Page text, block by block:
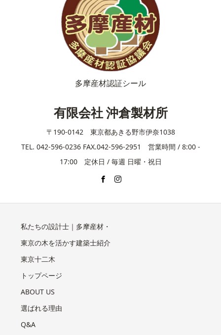
多摩産材認証シール
有限会社 沖倉製材所
〒190-0142 東京都あきる野市伊奈1038
TEL. 042-596-0236 FAX.042-596-2951 営業時間 / 8:00 -
17:00 定休日 / 毎週 日曜・祝日
私たちの設計士｜多摩産材・
東京の木を活かす建築士紹介
東京十二木
トップページ
ABOUT US
選ばれる理由
Q&A